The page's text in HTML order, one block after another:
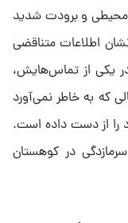
و برودت شدید
اطلاعات متناقضی
در یکی از تماس‌هایش،
که به خاطر نمی‌آورد
را از دست داده است.
در کوهستان